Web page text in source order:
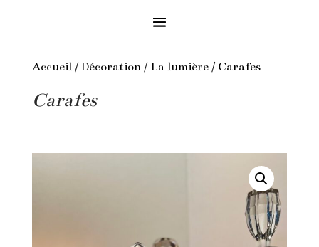
Accueil/ Décoration/ La lumière/ Carafes
Carafes